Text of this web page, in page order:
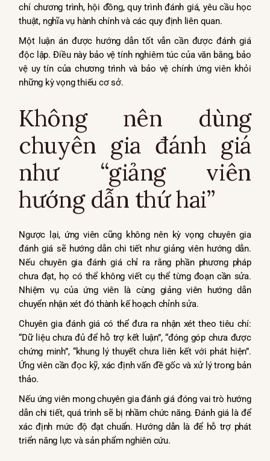
chí chương trình, hội đồng, quy trình đánh giá, yêu cầu học
thuật, nghĩa vụ hành chính và các quy định liên quan.
Một luận án được hướng dẫn tốt vẫn cần được đánh giá
độc lập. Điều này bảo vệ tính nghiêm túc của văn bằng, bảo
vệ uy tín của chương trình và bảo vệ chính ứng viên khỏi
những kỳ vọng thiếu cơ sở.
Không nên dùng
chuyên gia đánh giá
như “giảng viên
hướng dẫn thứ hai”
Ngược lại, ứng viên cũng không nên kỳ vọng chuyên gia
đánh giá sẽ hướng dẫn chi tiết như giảng viên hướng dẫn.
Nếu chuyên gia đánh giá chỉ ra rằng phần phương pháp
chưa đạt, họ có thể không viết cụ thể từng đoạn cần sửa.
Nhiệm vụ của ứng viên là cùng giảng viên hướng dẫn
chuyển nhận xét đó thành kế hoạch chỉnh sửa.
Chuyên gia đánh giá có thể đưa ra nhận xét theo tiêu chí:
“Dữ liệu chưa đủ để hỗ trợ kết luận”, “đóng góp chưa được
chứng minh”, “khung lý thuyết chưa liên kết với phát hiện”.
Ứng viên cần đọc kỹ, xác định vấn đề gốc và xử lý trong bản
thảo.
Nếu ứng viên mong chuyên gia đánh giá đóng vai trò hướng
dẫn chi tiết, quá trình sẽ bị nhầm chức năng. Đánh giá là để
xác định mức độ đạt chuẩn. Hướng dẫn là để hỗ trợ phát
triển năng lực và sản phẩm nghiên cứu.